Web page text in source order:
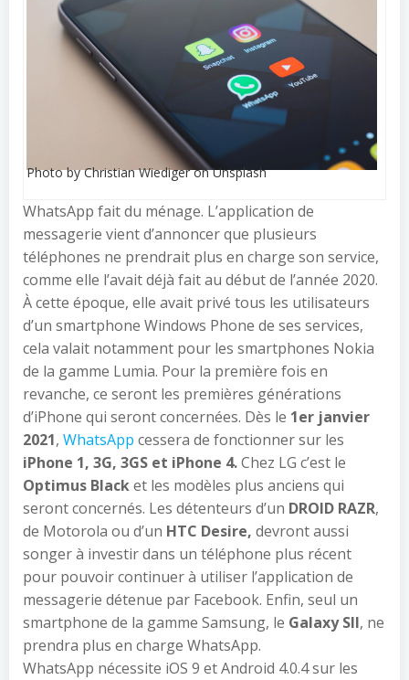
Photo by Christian Wiediger on Unsplash
WhatsApp fait du ménage. L’application de
messagerie vient d’annoncer que plusieurs
téléphones ne prendrait plus en charge son service,
comme elle l’avait déjà fait au début de l’année 2020.
À cette époque, elle avait privé tous les utilisateurs
d’un smartphone Windows Phone de ses services,
cela valait notamment pour les smartphones Nokia
de la gamme Lumia. Pour la première fois en
revanche, ce seront les premières générations
d’iPhone qui seront concernées. Dès le 1er janvier
2021, WhatsApp cessera de fonctionner sur les
iPhone 1, 3G, 3GS et iPhone 4.Chez LG c’est le
Optimus Blacket les modèles plus anciens qui
seront concernés. Les détenteurs d’un DROID RAZR,
de Motorola ou d’un HTC Desire, devront aussi
songer à investir dans un téléphone plus récent
pour pouvoir continuer à utiliser l’application de
messagerie détenue par Facebook. Enfin, seul un
smartphone de la gamme Samsung, le Galaxy SII, ne
prendra plus en charge WhatsApp.
WhatsApp nécessite iOS 9 et Android 4.0.4 sur les